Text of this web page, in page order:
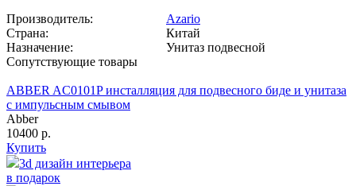
Производитель:
Azario
Страна:
Китай
Назначение:
Унитаз подвесной
Сопутствующие товары
ABBER AC0101P инсталляция для подвесного биде и унитаза
с импульсным смывом
Abber
10400 р.
Купить
3d дизайн интерьера
в подарок